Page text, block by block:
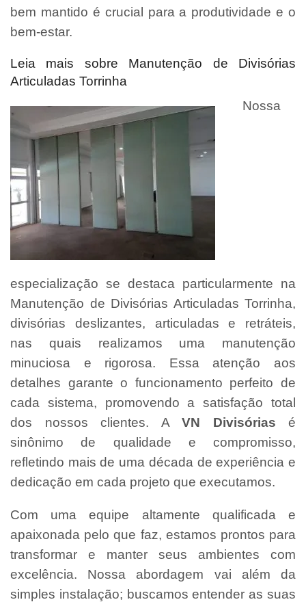
bem mantido é crucial para a produtividade e o
bem-estar.
Leia mais sobre Manutenção de Divisórias
Articuladas Torrinha
Nossa
especialização se destaca particularmente na
Manutenção de Divisórias Articuladas Torrinha,
divisórias deslizantes, articuladas e retráteis,
nas quais realizamos uma manutenção
minuciosa e rigorosa. Essa atenção aos
detalhes garante o funcionamento perfeito de
cada sistema, promovendo a satisfação total
dos nossos clientes. A VN Divisórias é
sinônimo de qualidade e compromisso,
refletindo mais de uma década de experiência e
dedicação em cada projeto que executamos.
Com uma equipe altamente qualificada e
apaixonada pelo que faz, estamos prontos para
transformar e manter seus ambientes com
excelência. Nossa abordagem vai além da
simples instalação; buscamos entender as suas